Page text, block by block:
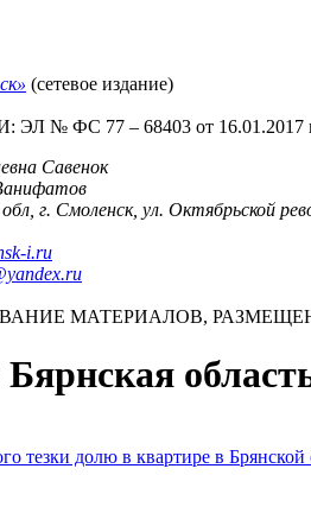
(сетевое издание)
ЭЛ № ФС 77 – 68403 от 16.01.2017
Савенок
г. Смоленск, ул. Октябрьской
i.ru
МАТЕРИАЛОВ,
тезки долю в квартире в Брянской